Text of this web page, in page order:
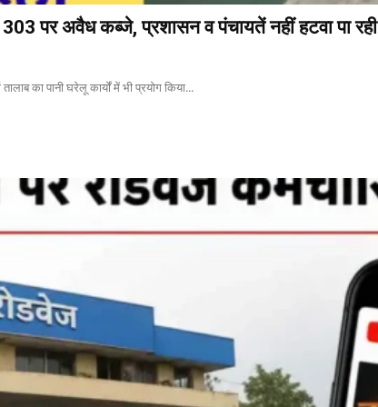
पर अवैध कब्जे, प्रशासन व पंचायतें नहीं हटवा पा रही
का पानी घरेलू कार्यों में भी प्रयोग किया...